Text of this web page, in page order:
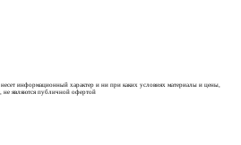
информационный характер и ни при каких условиях материалы и цены,
не являются публичной офертой